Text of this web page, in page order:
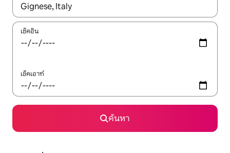
ใช้ลูกศรขึ้นลง หรือใช้การสัมผัสหรือปัด เพื่อสำรวจผลการค้นหา
เช็คอิน
เช็คเอาท์
ค้นหา